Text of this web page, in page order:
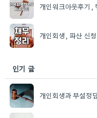
개인워크아웃후기,
개인회생, 파산 신
인기 글
개인회생과 무설정